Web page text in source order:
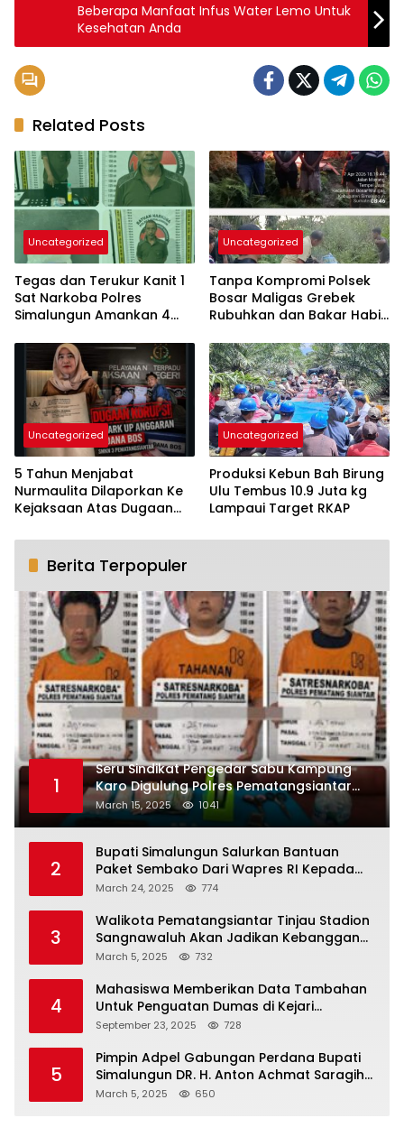
Beberapa Manfaat Infus Water Lemo Untuk
Kesehatan Anda
Related Posts
Uncategorized
Tegas dan Terukur Kanit 1
Sat Narkoba Polres
Simalungun Amankan 4
Diproses Hukum Dua
Pengguna Masuk Rehap
Medis
Uncategorized
Tanpa Kompromi Polsek
Bosar Maligas Grebek
Rubuhkan dan Bakar Habis
Perkadanfan Nagori Boluk
Uncategorized
5 Tahun Menjabat
Nurmaulita Dilaporkan Ke
Kejaksaan Atas Dugaan
Dana Bos SMKN -3
Pematangsiantar
Uncategorized
Produksi Kebun Bah Birung
Ulu Tembus 10.9 Juta kg
Lampaui Target RKAP
Berita Terpopuler
1
Seru Sindikat Pengedar Sabu Kampung
Karo Digulung Polres Pematangsiantar
Saat Kemas Paket Sabu
March 15, 2025 1041
2
Bupati Simalungun Salurkan Bantuan
Paket Sembako Dari Wapres RI Kepada
Korban Banjir di Prapat
March 24, 2025 774
3
Walikota Pematangsiantar Tinjau Stadion
Sangnawaluh Akan Jadikan Kebanggan
Masyarakat
March 5, 2025 732
4
Mahasiswa Memberikan Data Tambahan
Untuk Penguatan Dumas di Kejari
Simalungun
September 23, 2025 728
5
Pimpin Adpel Gabungan Perdana Bupati
Simalungun DR. H. Anton Achmat Saragih
Ajak ASN Bahu Membahu Bangun
March 5, 2025 650